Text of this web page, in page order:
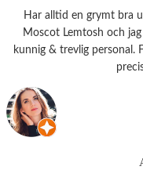
Har alltid en grymt bra
Moscot Lemtosh och
kunnig & trevlig personal.